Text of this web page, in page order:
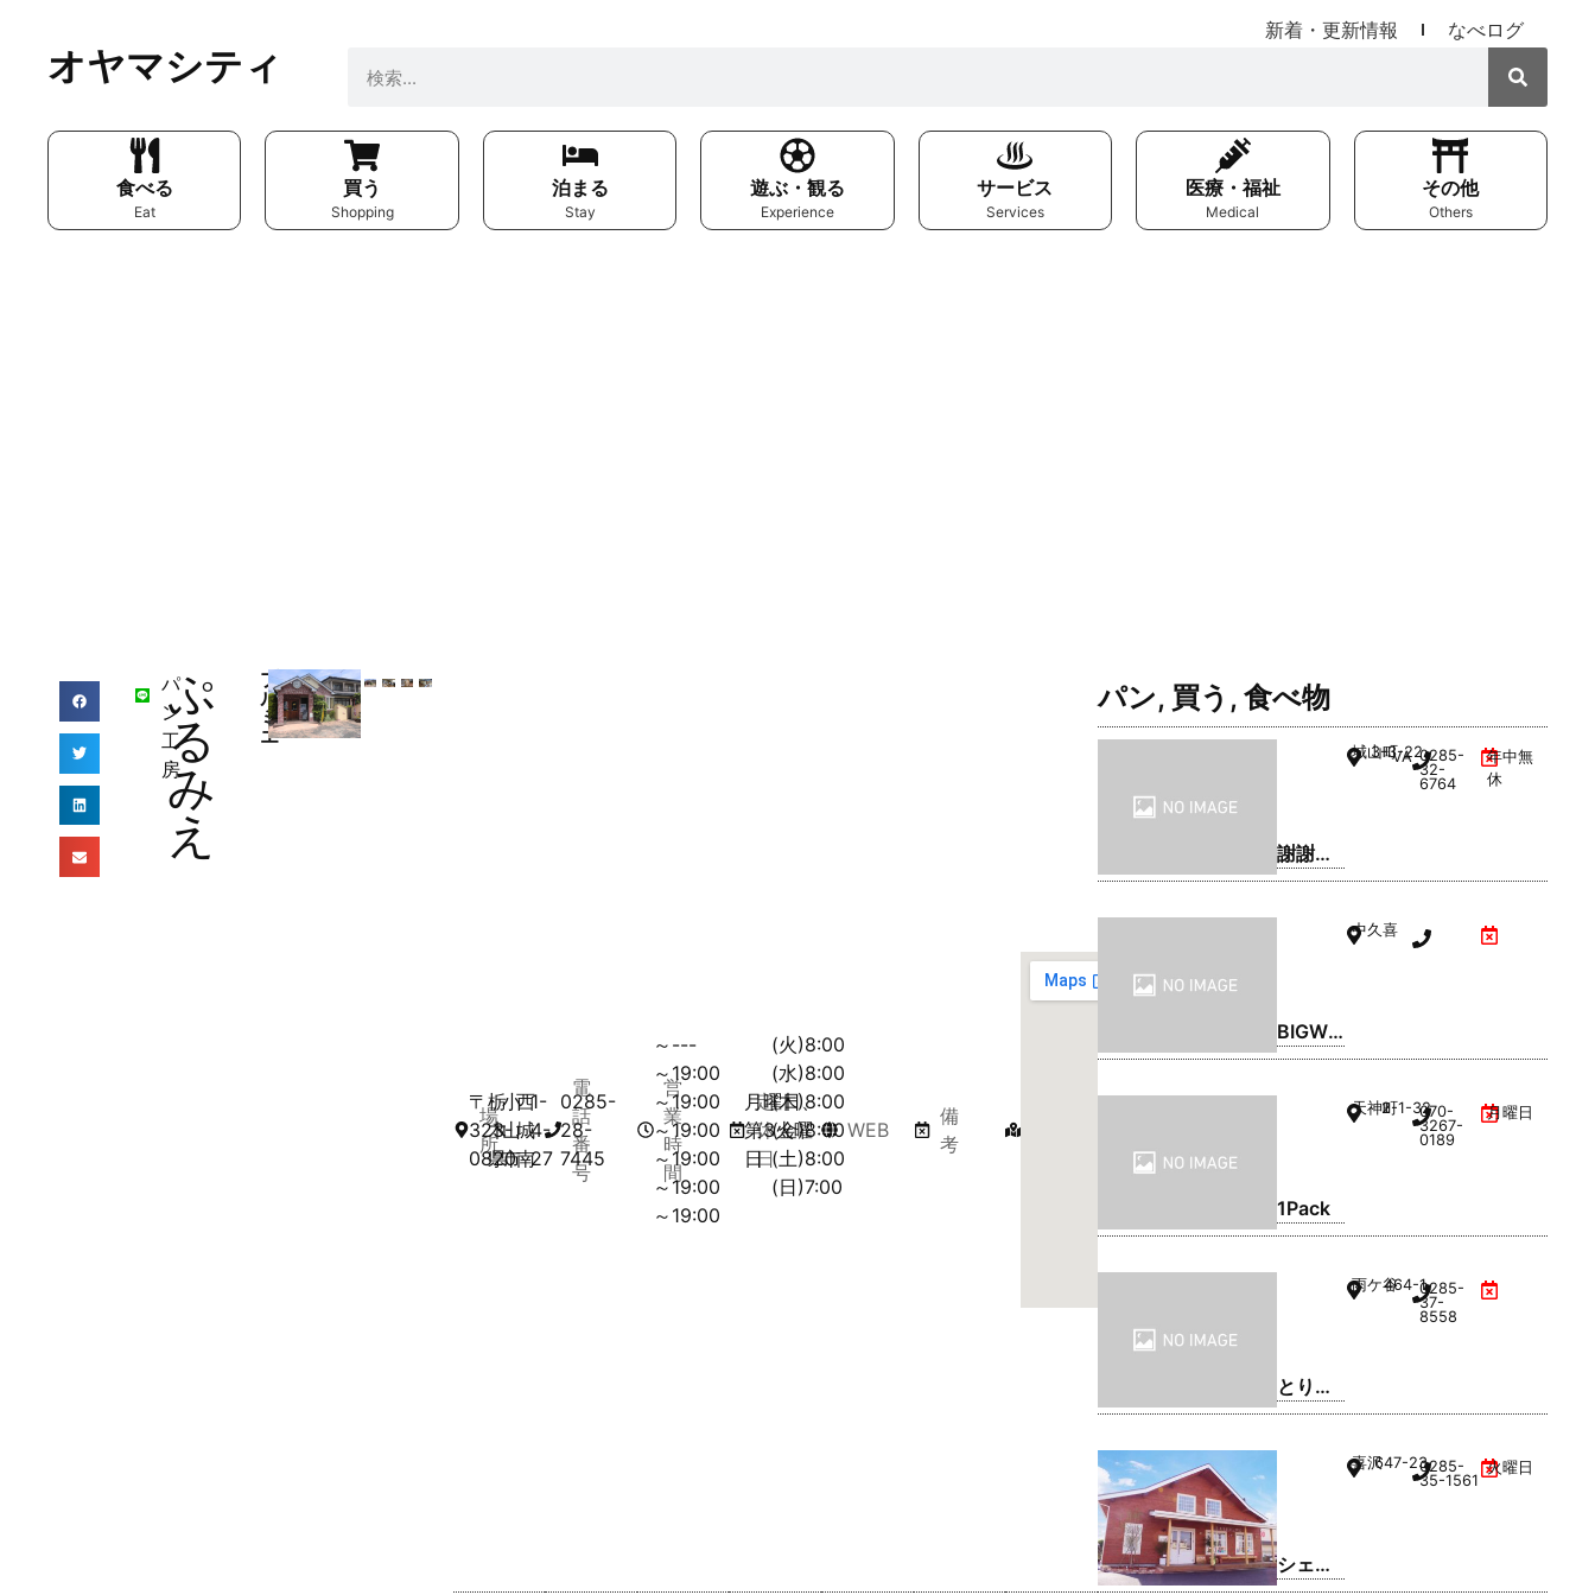
新着・更新情報 なべログ
オヤマシティ
食べる
Eat
買う
Shopping
泊まる
Stay
遊ぶ・観る
Experience
サービス
Services
医療・福祉
Medical
その他
Others
パ
ン
工
房
ぷ
る
み
え
プ
ル
ミ
エ
場
所
〒
323-
0820
栃
木
県
小
山
市
西
城
南
1-
4-
27
電
話
番
号
0285-
28-
7445
営
業
時
間
～---
(火)8:00
～19:00
(水)8:00
～19:00
(木)8:00
～19:00
(金)8:00
～19:00
(土)8:00
～19:00
(日)7:00
～19:00
定
休
日
月曜日、
第3火曜
日
WEB
備
考
パン, 買う , 食べ物
謝謝珍
珠 | シ
城山町
3-3-22
VAL1階0285-
32-
6764
年中無
休
BIGWO
OD(ビ
中久喜
1Pack
天神町2-1-32070-
3267-
0189
月曜日
とり弁
鶏 小山
雨ケ谷464-10285-
37-
8558
シェフ
喜沢647-230285-
35-1561
火曜日